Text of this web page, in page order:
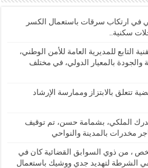
في ارتكاب سرقات باستعمال الكسر
سكنية..
التابع للمديرية العامة للأمن الوطني،
بالمعيار الدولي، في مختلف
بالابتزاز وممارسة الإرشاد
الملكي، بشمامة حسن، تم توقيف
مخدرات بالمدينة والنواحي
، من ذوي السوابق القضائية كان في
الشرطة لتهديد جدي ووشيك باستعمال